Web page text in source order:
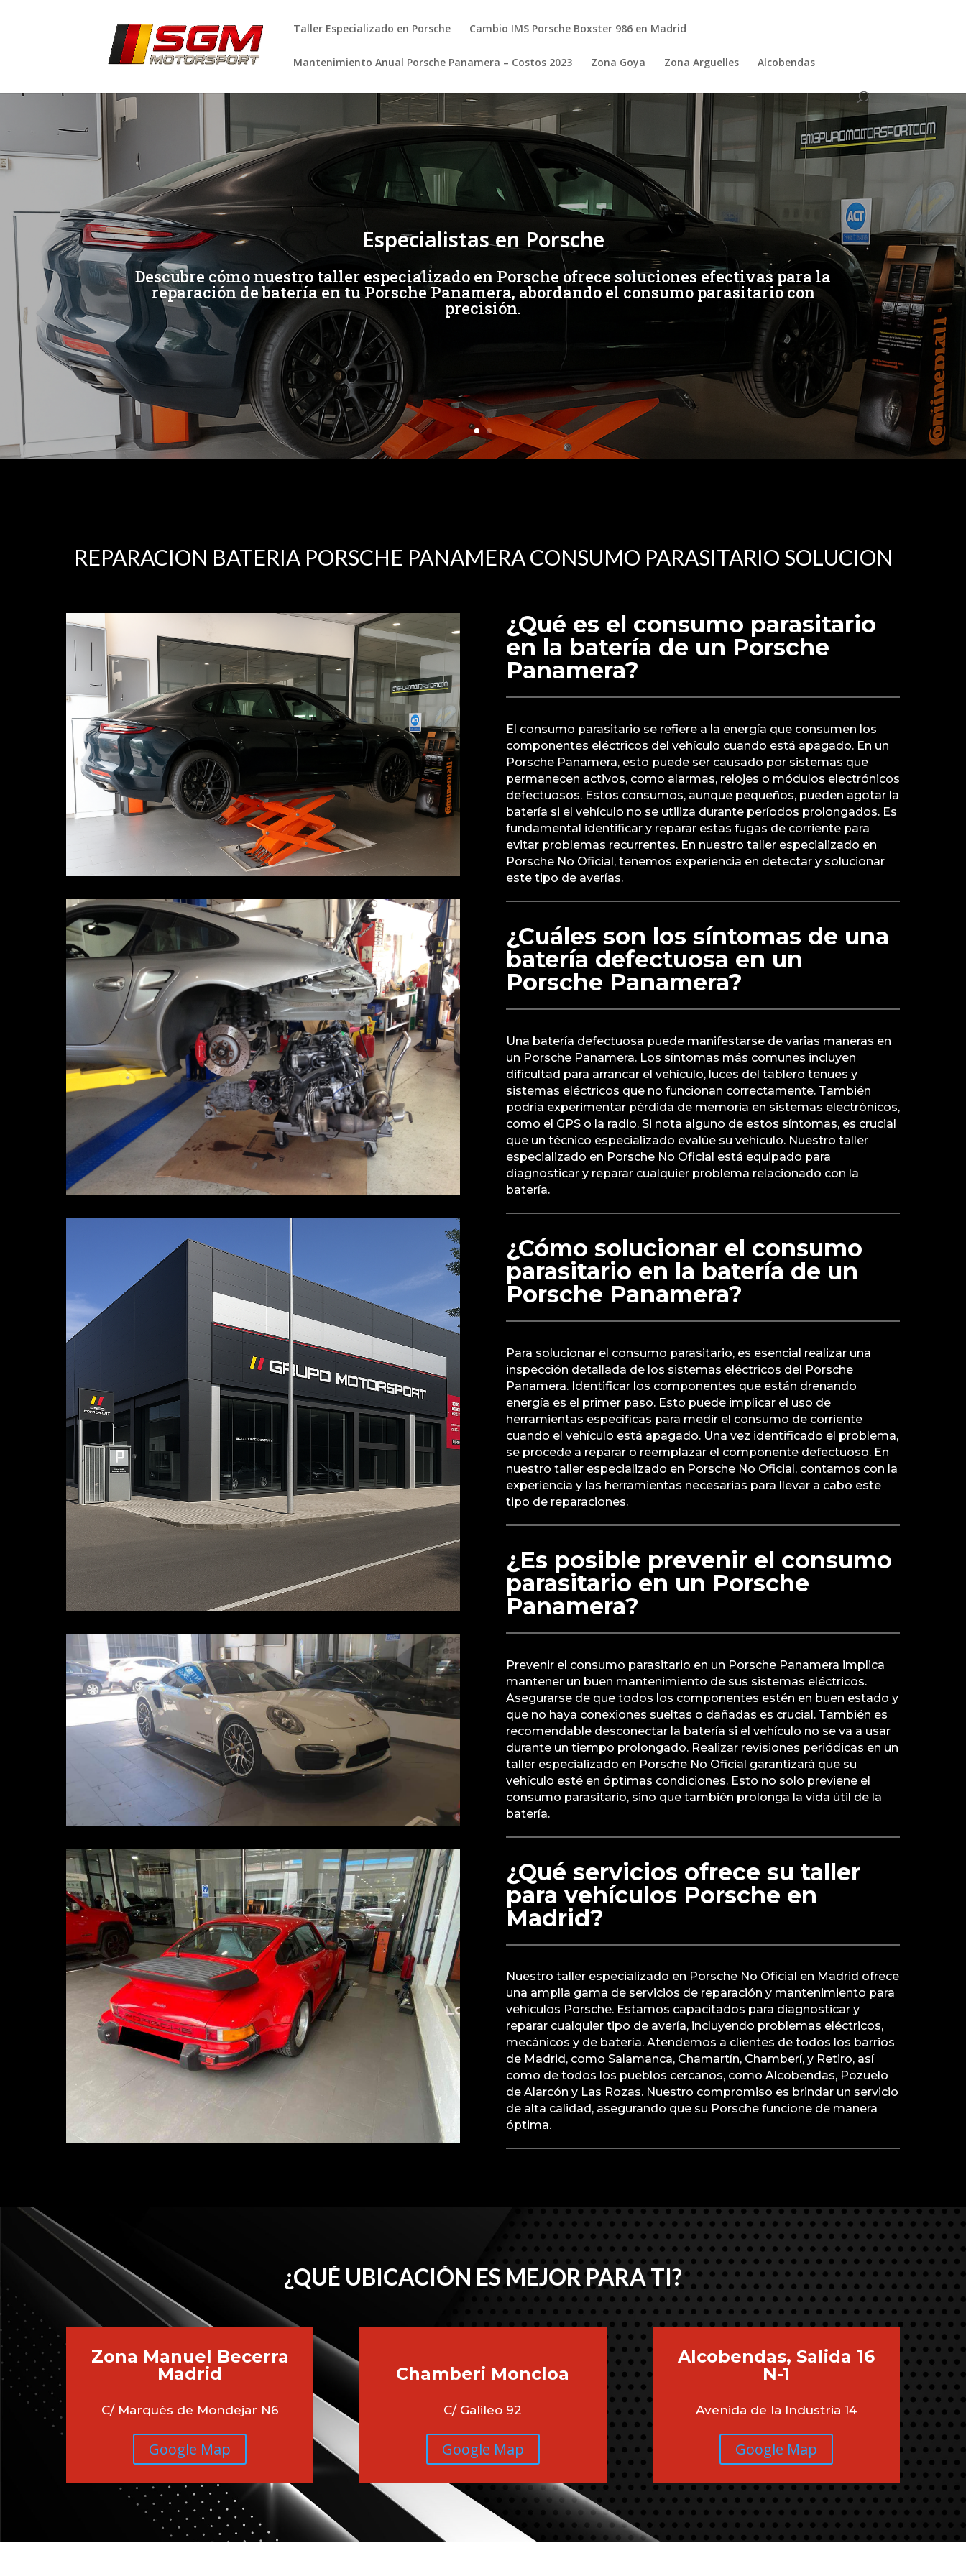
Taller Especializado en Porsche Cambio IMS Porsche Boxster 986 en Madrid
Mantenimiento Anual Porsche Panamera – Costos 2023 Zona Goya Zona Arguelles Alcobendas
Especialistas en Porsche
Descubre cómo nuestro taller especializado en Porsche ofrece soluciones efectivas para la
reparación de batería en tu Porsche Panamera, abordando el consumo parasitario con
precisión.
[/et_pb_slide] [/et_pb_slide]
REPARACION BATERIA PORSCHE PANAMERA CONSUMO PARASITARIO SOLUCION
¿Qué es el consumo parasitario
en la batería de un Porsche
Panamera?
El consumo parasitario se refiere a la energía que consumen los
componentes eléctricos del vehículo cuando está apagado. En un
Porsche Panamera, esto puede ser causado por sistemas que
permanecen activos, como alarmas, relojes o módulos electrónicos
defectuosos. Estos consumos, aunque pequeños, pueden agotar la
batería si el vehículo no se utiliza durante períodos prolongados. Es
fundamental identificar y reparar estas fugas de corriente para
evitar problemas recurrentes. En nuestro taller especializado en
Porsche No Oficial, tenemos experiencia en detectar y solucionar
este tipo de averías.
¿Cuáles son los síntomas de una
batería defectuosa en un
Porsche Panamera?
Una batería defectuosa puede manifestarse de varias maneras en
un Porsche Panamera. Los síntomas más comunes incluyen
dificultad para arrancar el vehículo, luces del tablero tenues y
sistemas eléctricos que no funcionan correctamente. También
podría experimentar pérdida de memoria en sistemas electrónicos,
como el GPS o la radio. Si nota alguno de estos síntomas, es crucial
que un técnico especializado evalúe su vehículo. Nuestro taller
especializado en Porsche No Oficial está equipado para
diagnosticar y reparar cualquier problema relacionado con la
batería.
¿Cómo solucionar el consumo
parasitario en la batería de un
Porsche Panamera?
Para solucionar el consumo parasitario, es esencial realizar una
inspección detallada de los sistemas eléctricos del Porsche
Panamera. Identificar los componentes que están drenando
energía es el primer paso. Esto puede implicar el uso de
herramientas específicas para medir el consumo de corriente
cuando el vehículo está apagado. Una vez identificado el problema,
se procede a reparar o reemplazar el componente defectuoso. En
nuestro taller especializado en Porsche No Oficial, contamos con la
experiencia y las herramientas necesarias para llevar a cabo este
tipo de reparaciones.
¿Es posible prevenir el consumo
parasitario en un Porsche
Panamera?
Prevenir el consumo parasitario en un Porsche Panamera implica
mantener un buen mantenimiento de sus sistemas eléctricos.
Asegurarse de que todos los componentes estén en buen estado y
que no haya conexiones sueltas o dañadas es crucial. También es
recomendable desconectar la batería si el vehículo no se va a usar
durante un tiempo prolongado. Realizar revisiones periódicas en un
taller especializado en Porsche No Oficial garantizará que su
vehículo esté en óptimas condiciones. Esto no solo previene el
consumo parasitario, sino que también prolonga la vida útil de la
batería.
¿Qué servicios ofrece su taller
para vehículos Porsche en
Madrid?
Nuestro taller especializado en Porsche No Oficial en Madrid ofrece
una amplia gama de servicios de reparación y mantenimiento para
vehículos Porsche. Estamos capacitados para diagnosticar y
reparar cualquier tipo de avería, incluyendo problemas eléctricos,
mecánicos y de batería. Atendemos a clientes de todos los barrios
de Madrid, como Salamanca, Chamartín, Chamberí, y Retiro, así
como de todos los pueblos cercanos, como Alcobendas, Pozuelo
de Alarcón y Las Rozas. Nuestro compromiso es brindar un servicio
de alta calidad, asegurando que su Porsche funcione de manera
óptima.
¿QUÉ UBICACIÓN ES MEJOR PARA TI?
Zona Manuel Becerra
Madrid
C/ Marqués de Mondejar N6
Google Map
Chamberi Moncloa
C/ Galileo 92
Google Map
Alcobendas, Salida 16
N-1
Avenida de la Industria 14
Google Map